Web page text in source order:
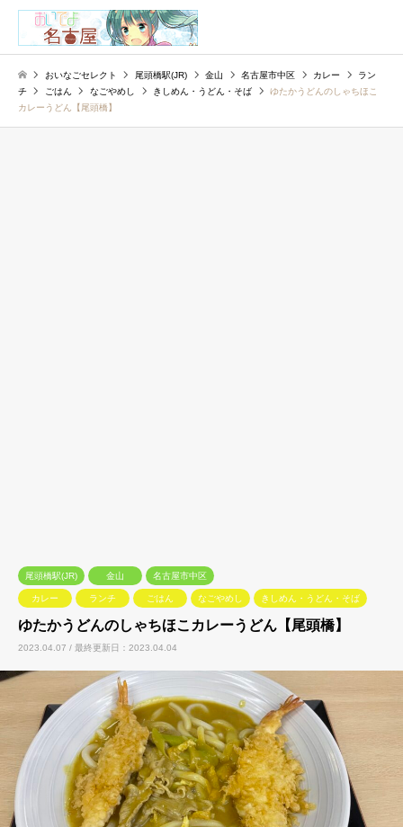
おいなごセレクト 尾頭橋駅(JR) 金山 名古屋市中区 カレー
ラン
チ
ごはん なごやめし きしめん・うどん・そば
ゆたかうどんのしゃちほこ
カレーうどん【尾頭橋】
尾頭橋駅(JR) 金山 名古屋市中区
カレー ランチ ごはん なごやめし きしめん・うどん・そば
ゆたかうどんのしゃちほこカレーうどん【尾頭橋】
2023.04.07 / 最終更新日：2023.04.04